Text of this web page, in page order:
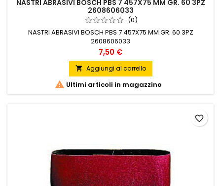
NASTRI ABRASIVI BOSCH PBS 7 457X75 MM GR. 60 3PZ
2608606033
(0)
NASTRI ABRASIVI BOSCH PBS 7 457X75 MM GR. 60 3PZ
2608606033
Prezzo
7,50 €
 Aggiungi al carrello
 Ultimi articoli in magazzino
favorite_border